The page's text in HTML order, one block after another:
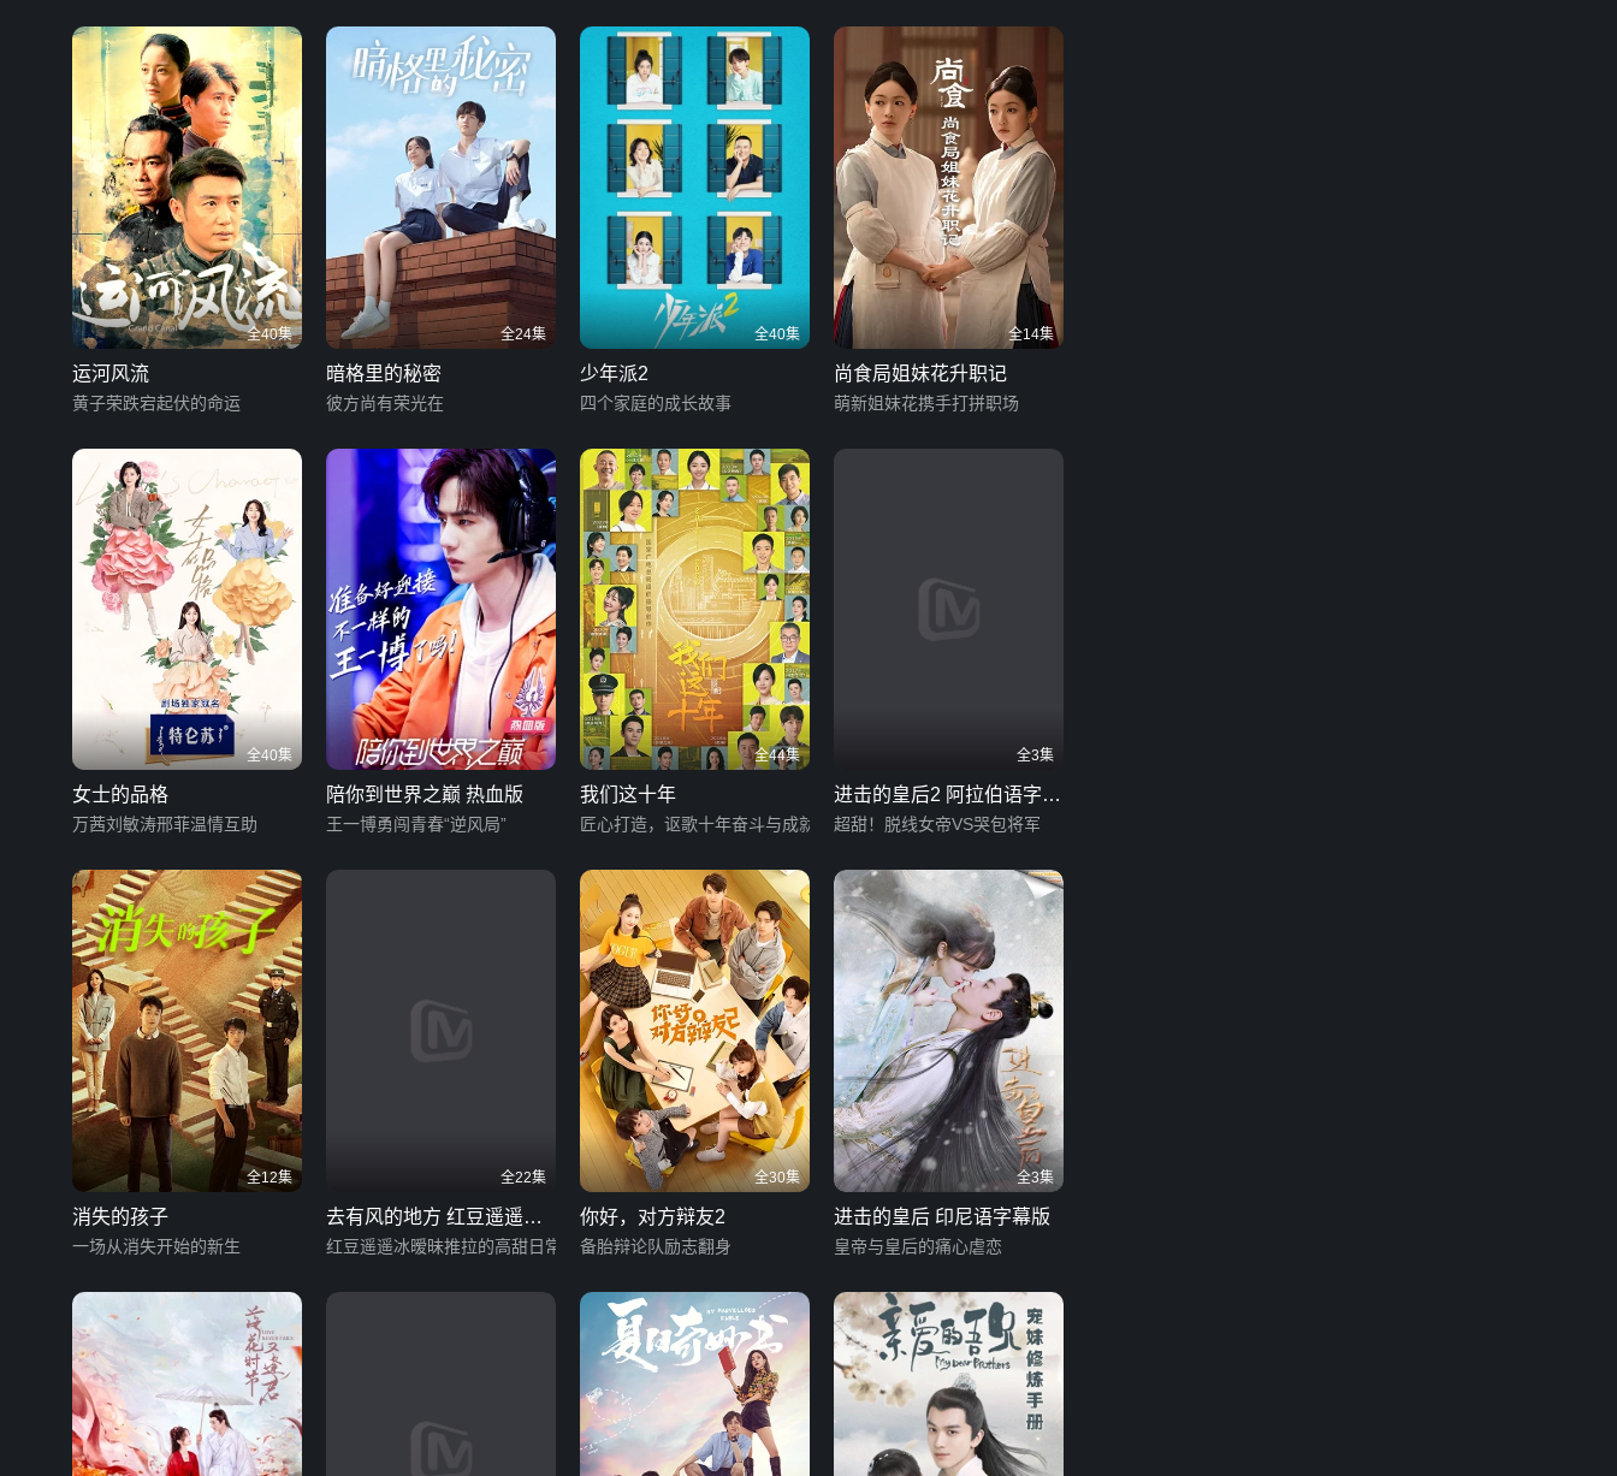
全40集
运河风流
黄子荣跌宕起伏的命运
全24集
暗格里的秘密
彼方尚有荣光在
全40集
少年派2
四个家庭的成长故事
全14集
尚食局姐妹花升职记
萌新姐妹花携手打拼职场
全40集
女士的品格
万茜刘敏涛邢菲温情互助
陪你到世界之巅 热血版
王一博勇闯青春“逆风局”
全44集
我们这十年
匠心打造，讴歌十年奋斗与成就
全3集
进击的皇后2 阿拉伯语字幕
版
超甜！脱线女帝VS哭包将军
全12集
消失的孩子
一场从消失开始的新生
全22集
去有风的地方 红豆遥遥冰
日常篇
红豆遥遥冰暧昧推拉的高甜日常
全30集
你好，对方辩友2
备胎辩论队励志翻身
全3集
进击的皇后 印尼语字幕版
皇帝与皇后的痛心虐恋